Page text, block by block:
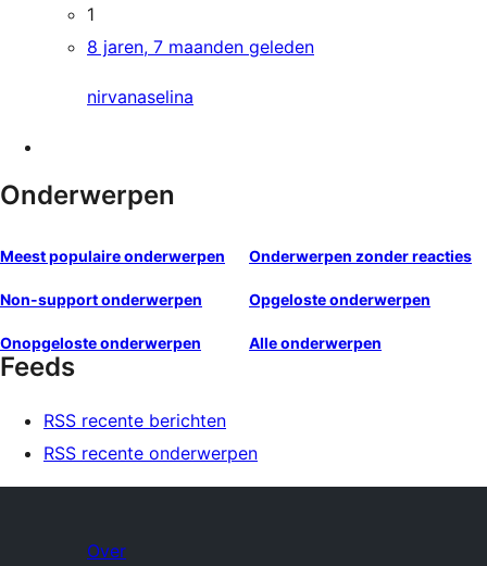
1
8 jaren, 7 maanden geleden
nirvanaselina
Onderwerpen
Meest populaire onderwerpen Onderwerpen zonder reacties
Non-support onderwerpen Opgeloste onderwerpen
Onopgeloste onderwerpen Alle onderwerpen
Feeds
RSS recente berichten
RSS recente onderwerpen
Over